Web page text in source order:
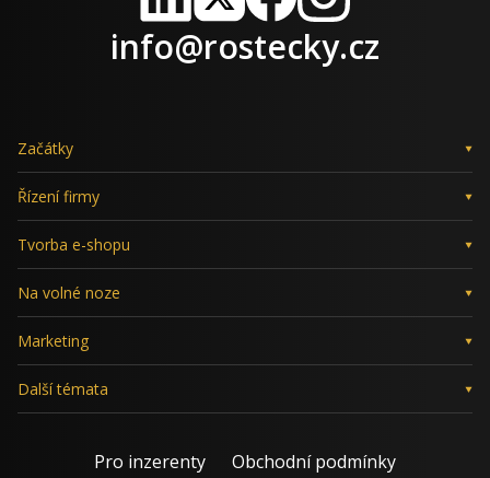
LinkedIn
X FacebookInstagram
info@rostecky.cz
Začátky
Řízení firmy
Tvorba e-shopu
Na volné noze
Marketing
Další témata
Pro inzerenty Obchodní podmínky